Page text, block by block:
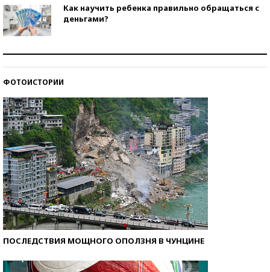
Как научить ребенка правильно обращаться с
деньгами?
ФОТОИСТОРИИ
ПОСЛЕДСТВИЯ МОЩНОГО ОПОЛЗНЯ В ЧУНЦИНЕ